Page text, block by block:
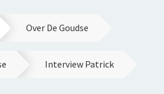
Over De Goudse
Interview Patrick